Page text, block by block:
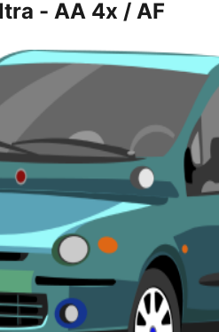
- AA 4x / AF